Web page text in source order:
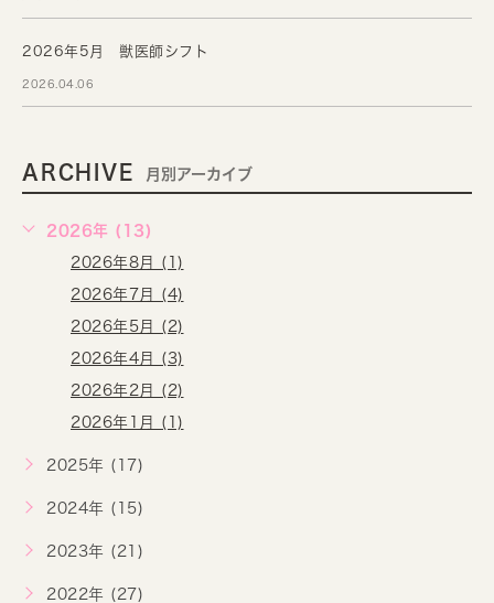
2026年5月 獣医師シフト
2026.04.06
ARCHIVE 月別アーカイブ
2026年 (13)
2026年8月 (1)
2026年7月 (4)
2026年5月 (2)
2026年4月 (3)
2026年2月 (2)
2026年1月 (1)
2025年 (17)
2024年 (15)
2023年 (21)
2022年 (27)